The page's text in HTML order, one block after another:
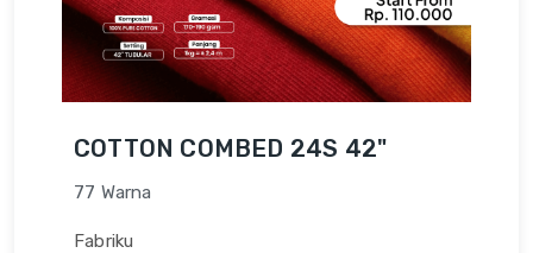
COTTON COMBED 24S 42"
77 Warna
Fabriku